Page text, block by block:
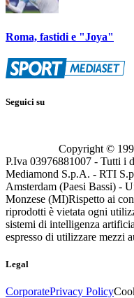
Roma, fastidi e "Joya"
Seguici su
Copyright ©
P.Iva 03976881007 - Tutti i
Mediamond S.p.A. - RTI
Amsterdam (Paesi Bassi) -
Monzese (MI)Rispetto ai
riprodotti è vietata ogni
sistemi di intelligenza
espresso di utilizzare mezzi
Legal
CorporatePrivacy Policy